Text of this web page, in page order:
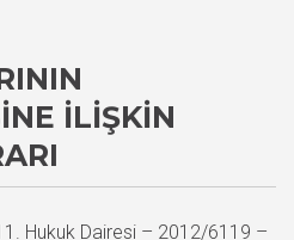
İLIŞKIN
Hukuk Dairesi – 2012/6119 –